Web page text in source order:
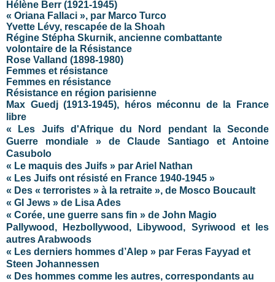
Hélène Berr (1921-1945)
« Oriana Fallaci », par Marco Turco
Yvette Lévy, rescapée de la Shoah
Régine Stépha Skurnik, ancienne combattante
volontaire de la Résistance
Rose Valland (1898-1980)
Femmes et résistance
Femmes en résistance
Résistance en région parisienne
Max Guedj (1913-1945), héros méconnu de la France
libre
« Les Juifs d'Afrique du Nord pendant la Seconde
Guerre mondiale » de Claude Santiago et Antoine
Casubolo
« Le maquis des Juifs » par Ariel Nathan
« Les Juifs ont résisté en France 1940-1945 »
« Des « terroristes » à la retraite », de Mosco Boucault
« GI Jews » de Lisa Ades
« Corée, une guerre sans fin » de John Magio
Pallywood, Hezbollywood, Libywood, Syriwood et les
autres Arabwoods
« Les derniers hommes d’Alep » par Feras Fayyad et
Steen Johannessen
« Des hommes comme les autres, correspondants au